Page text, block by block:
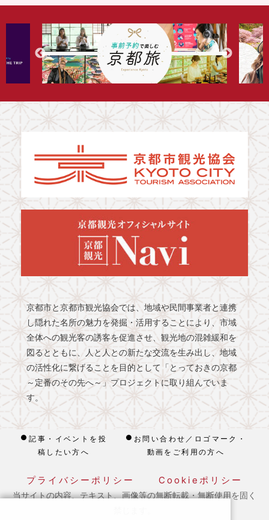
京都市と京都市観光協会では、地域や民間事業者と連携
し隠れた名所の魅力を発掘・活用することにより、市域
全体への観光客の誘客を促進させ、観光地の混雑緩和を
図るとともに、人と人との新たな交流を生み出し、地域
の活性化に繋げることを目的として「とっておきの京都
～定番のその先へ～」プロジェクトに取り組んでいま
す。
記事・イベントを投
稿したい方へ
お問い合わせ／ロゴマーク・
動画をご利用の方へ
プライバシーポリシー Cookieポリシー
当サイトの内容、テキスト、画像等の無断転載・無断使用を固く